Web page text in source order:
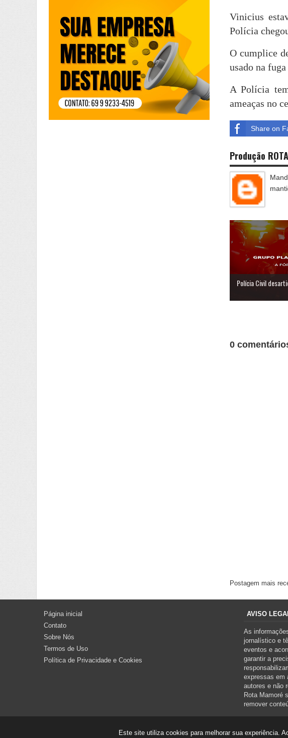
Vinicius
Polícia
O cumplice
usado na
A Polícia
ameaças no
Share on
Produção
Polícia Civil
0
Postagem mais
Página inicial
Contato
Sobre Nós
Termos de Uso
Política de Privacidade e Cookies
AVISO
As
jornalístico e
eventos e
garantir a
expressas em
autores e não
Rota Mamoré
remover
Este site utiliza cookies para melhorar sua experiência.
ROTA MAMORÉ